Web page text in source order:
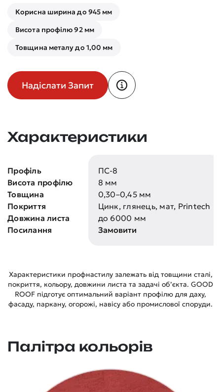
Корисна ширина до 945 мм
Висота профілю 92 мм
Товщина металу до 1,00 мм
Надіслати Запит
Характеристики
Профіль
Висота профілю
Товщина
Покриття
Довжина листа
Посилання
ПС-8
8 мм
0,30–0,45 мм
Цинк, глянець, мат, Printech
до 6000 мм
Замовити
Характеристики профнастилу залежать від товщини сталі,
покриття, кольору, довжини листа та задачі об’єкта. GOOD
ROOF підготує оптимальний варіант профілю для даху,
фасаду, паркану, огорожі, навісу або промислової споруди.
Палітра кольорів